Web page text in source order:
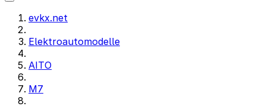
evkx.net
Elektroautomodelle
AITO
M7